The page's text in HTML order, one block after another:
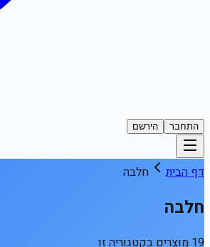
התחבר הירשם
דף הבית חלבה
חלבה
19 מוצרים בקטגוריה זו